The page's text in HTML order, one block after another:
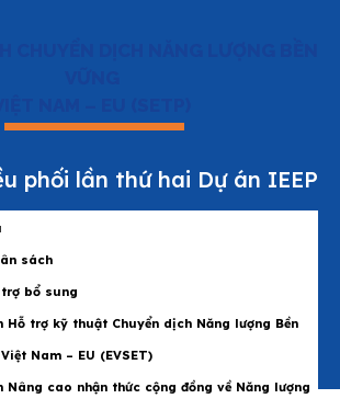
sách
bổ sung
Hỗ trợ kỹ thuật Chuyển dịch Năng lượng Bền
Nam – EU (EVSET)
Nâng cao nhận thức cộng đồng về Năng lượng
phối lần thứ hai Dự án IEEP
Việt Nam